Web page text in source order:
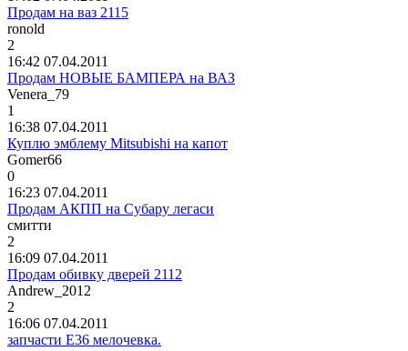
Продам на ваз 2115
ronold
2
16:42 07.04.2011
Продам НОВЫЕ БАМПЕРА на ВАЗ
Venera_79
1
16:38 07.04.2011
Куплю эмблему Mitsubishi на капот
Gomer66
0
16:23 07.04.2011
Продам АКПП на Субару легаси
смитти
2
16:09 07.04.2011
Продам обивку дверей 2112
Andrew_2012
2
16:06 07.04.2011
запчасти Е36 мелочевка.